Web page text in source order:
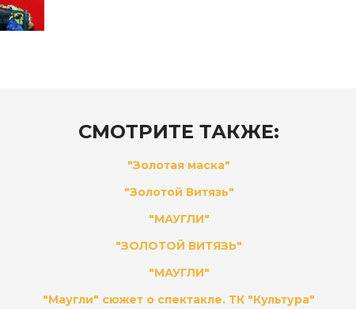
СМОТРИТЕ ТАКЖЕ:
"Золотая маска"
"Золотой Витязь"
"МАУГЛИ"
"ЗОЛОТОЙ ВИТЯЗЬ"
"МАУГЛИ"
"Маугли" сюжет о спектакле. ТК "Культура"